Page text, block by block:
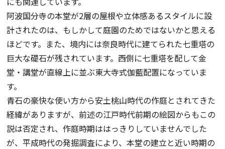
阿波国分寺の本堂が2層の屋根や立体感あるスタイルに設
計されたのは、もしかして庭園のためではないかと思える
ほどです。また、境内には奈良時代に建てられた七重塔の
巨大な礎石が残されています。西側に七重塔を配して金
堂・講堂が直線上に並ぶ東大寺式伽藍配置になっていま
す。
青石の豪快な使い方から安土桃山時代の作庭とされてきた
経緯がありますが、前述の江戸時代前期の絵図からもこの
説は否定され、作庭時期ははっきりしていませんでした
が、平成時代の発掘調査により、本堂の建立と近い時期の